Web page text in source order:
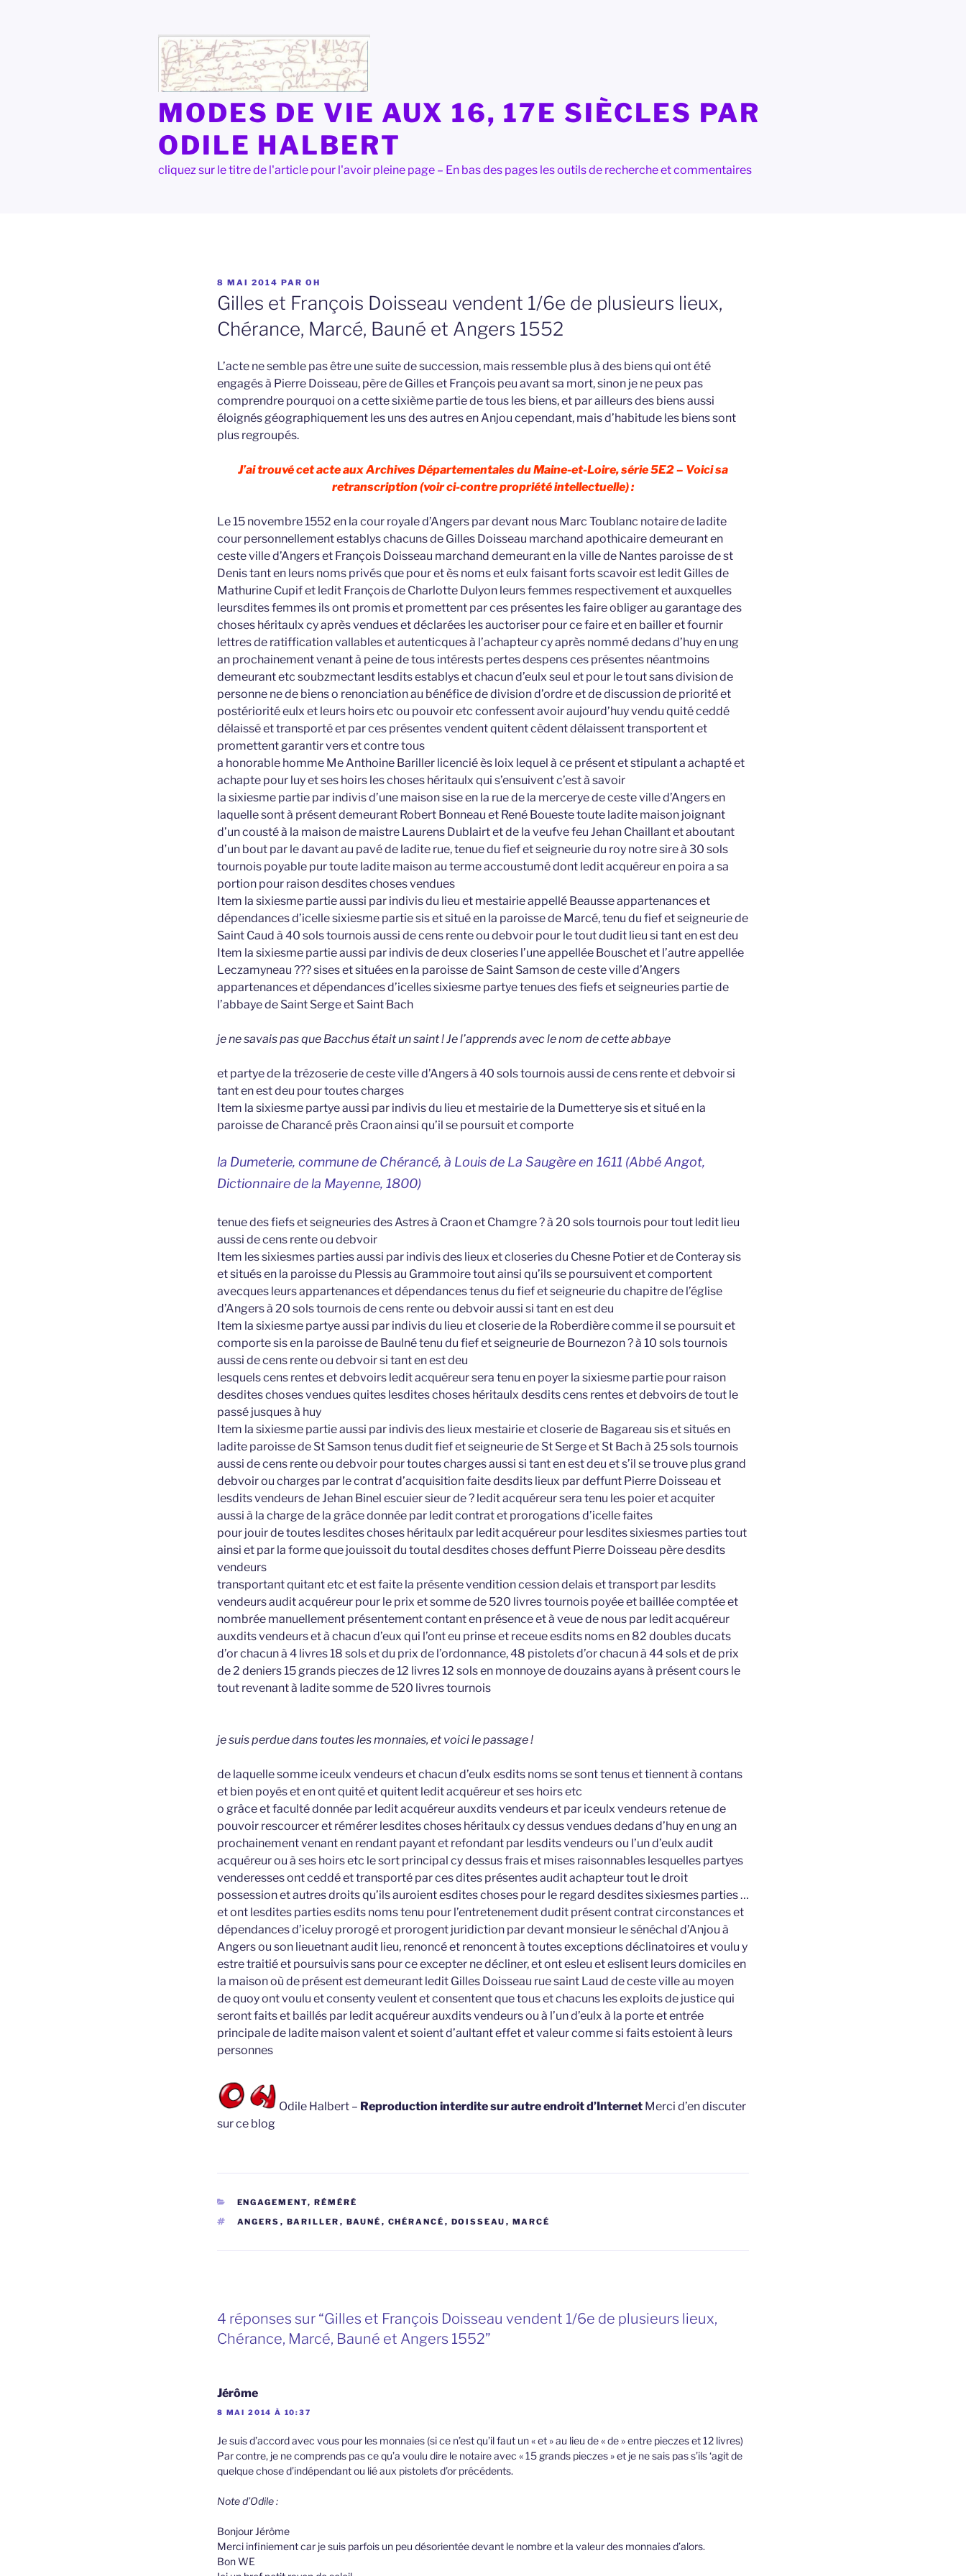
MODES DE VIE AUX 16, 17E SIÈCLES PAR
ODILE HALBERT
cliquez sur le titre de l'article pour l'avoir pleine page – En bas des pages les outils de recherche et commentaires
PUBLIÉ
LE
8 MAI 2014 PAR OH
Gilles et François Doisseau vendent 1/6e de plusieurs lieux,
Chérance, Marcé, Bauné et Angers 1552
L’acte ne semble pas être une suite de succession, mais ressemble plus à des biens qui ont été
engagés à Pierre Doisseau, père de Gilles et François peu avant sa mort, sinon je ne peux pas
comprendre pourquoi on a cette sixième partie de tous les biens, et par ailleurs des biens aussi
éloignés géographiquement les uns des autres en Anjou cependant, mais d’habitude les biens sont
plus regroupés.
J’ai trouvé cet acte aux Archives Départementales du Maine-et-Loire, série 5E2 – Voici sa
retranscription (voir ci-contre propriété intellectuelle) :
Le 15 novembre 1552 en la cour royale d’Angers par devant nous Marc Toublanc notaire de ladite
cour personnellement establys chacuns de Gilles Doisseau marchand apothicaire demeurant en
ceste ville d’Angers et François Doisseau marchand demeurant en la ville de Nantes paroisse de st
Denis tant en leurs noms privés que pour et ès noms et eulx faisant forts scavoir est ledit Gilles de
Mathurine Cupif et ledit François de Charlotte Dulyon leurs femmes respectivement et auxquelles
leursdites femmes ils ont promis et promettent par ces présentes les faire obliger au garantage des
choses héritaulx cy après vendues et déclarées les auctoriser pour ce faire et en bailler et fournir
lettres de ratiffication vallables et autenticques à l’achapteur cy après nommé dedans d’huy en ung
an prochainement venant à peine de tous intérests pertes despens ces présentes néantmoins
demeurant etc soubzmectant lesdits establys et chacun d’eulx seul et pour le tout sans division de
personne ne de biens o renonciation au bénéfice de division d’ordre et de discussion de priorité et
postériorité eulx et leurs hoirs etc ou pouvoir etc confessent avoir aujourd’huy vendu quité ceddé
délaissé et transporté et par ces présentes vendent quitent cèdent délaissent transportent et
promettent garantir vers et contre tous
a honorable homme Me Anthoine Bariller licencié ès loix lequel à ce présent et stipulant a achapté et
achapte pour luy et ses hoirs les choses héritaulx qui s’ensuivent c’est à savoir
la sixiesme partie par indivis d’une maison sise en la rue de la mercerye de ceste ville d’Angers en
laquelle sont à présent demeurant Robert Bonneau et René Boueste toute ladite maison joignant
d’un cousté à la maison de maistre Laurens Dublairt et de la veufve feu Jehan Chaillant et aboutant
d’un bout par le davant au pavé de ladite rue, tenue du fief et seigneurie du roy notre sire à 30 sols
tournois poyable pur toute ladite maison au terme accoustumé dont ledit acquéreur en poira a sa
portion pour raison desdites choses vendues
Item la sixiesme partie aussi par indivis du lieu et mestairie appellé Beausse appartenances et
dépendances d’icelle sixiesme partie sis et situé en la paroisse de Marcé, tenu du fief et seigneurie de
Saint Caud à 40 sols tournois aussi de cens rente ou debvoir pour le tout dudit lieu si tant en est deu
Item la sixiesme partie aussi par indivis de deux closeries l’une appellée Bouschet et l’autre appellée
Leczamyneau ??? sises et situées en la paroisse de Saint Samson de ceste ville d’Angers
appartenances et dépendances d’icelles sixiesme partye tenues des fiefs et seigneuries partie de
l’abbaye de Saint Serge et Saint Bach
je ne savais pas que Bacchus était un saint ! Je l’apprends avec le nom de cette abbaye
et partye de la trézoserie de ceste ville d’Angers à 40 sols tournois aussi de cens rente et debvoir si
tant en est deu pour toutes charges
Item la sixiesme partye aussi par indivis du lieu et mestairie de la Dumetterye sis et situé en la
paroisse de Charancé près Craon ainsi qu’il se poursuit et comporte
la Dumeterie, commune de Chérancé, à Louis de La Saugère en 1611 (Abbé Angot,
Dictionnaire de la Mayenne, 1800)
tenue des fiefs et seigneuries des Astres à Craon et Chamgre ? à 20 sols tournois pour tout ledit lieu
aussi de cens rente ou debvoir
Item les sixiesmes parties aussi par indivis des lieux et closeries du Chesne Potier et de Conteray sis
et situés en la paroisse du Plessis au Grammoire tout ainsi qu’ils se poursuivent et comportent
avecques leurs appartenances et dépendances tenus du fief et seigneurie du chapitre de l’église
d’Angers à 20 sols tournois de cens rente ou debvoir aussi si tant en est deu
Item la sixiesme partye aussi par indivis du lieu et closerie de la Roberdière comme il se poursuit et
comporte sis en la paroisse de Baulné tenu du fief et seigneurie de Bournezon ? à 10 sols tournois
aussi de cens rente ou debvoir si tant en est deu
lesquels cens rentes et debvoirs ledit acquéreur sera tenu en poyer la sixiesme partie pour raison
desdites choses vendues quites lesdites choses héritaulx desdits cens rentes et debvoirs de tout le
passé jusques à huy
Item la sixiesme partie aussi par indivis des lieux mestairie et closerie de Bagareau sis et situés en
ladite paroisse de St Samson tenus dudit fief et seigneurie de St Serge et St Bach à 25 sols tournois
aussi de cens rente ou debvoir pour toutes charges aussi si tant en est deu et s’il se trouve plus grand
debvoir ou charges par le contrat d’acquisition faite desdits lieux par deffunt Pierre Doisseau et
lesdits vendeurs de Jehan Binel escuier sieur de ? ledit acquéreur sera tenu les poier et acquiter
aussi à la charge de la grâce donnée par ledit contrat et prorogations d’icelle faites
pour jouir de toutes lesdites choses héritaulx par ledit acquéreur pour lesdites sixiesmes parties tout
ainsi et par la forme que jouissoit du toutal desdites choses deffunt Pierre Doisseau père desdits
vendeurs
transportant quitant etc et est faite la présente vendition cession delais et transport par lesdits
vendeurs audit acquéreur pour le prix et somme de 520 livres tournois poyée et baillée comptée et
nombrée manuellement présentement contant en présence et à veue de nous par ledit acquéreur
auxdits vendeurs et à chacun d’eux qui l’ont eu prinse et receue esdits noms en 82 doubles ducats
d’or chacun à 4 livres 18 sols et du prix de l’ordonnance, 48 pistolets d’or chacun à 44 sols et de prix
de 2 deniers 15 grands pieczes de 12 livres 12 sols en monnoye de douzains ayans à présent cours le
tout revenant à ladite somme de 520 livres tournois
je suis perdue dans toutes les monnaies, et voici le passage !
de laquelle somme iceulx vendeurs et chacun d’eulx esdits noms se sont tenus et tiennent à contans
et bien poyés et en ont quité et quitent ledit acquéreur et ses hoirs etc
o grâce et faculté donnée par ledit acquéreur auxdits vendeurs et par iceulx vendeurs retenue de
pouvoir rescourcer et rémérer lesdites choses héritaulx cy dessus vendues dedans d’huy en ung an
prochainement venant en rendant payant et refondant par lesdits vendeurs ou l’un d’eulx audit
acquéreur ou à ses hoirs etc le sort principal cy dessus frais et mises raisonnables lesquelles partyes
venderesses ont ceddé et transporté par ces dites présentes audit achapteur tout le droit
possession et autres droits qu’ils auroient esdites choses pour le regard desdites sixiesmes parties …
et ont lesdites parties esdits noms tenu pour l’entretenement dudit présent contrat circonstances et
dépendances d’iceluy prorogé et prorogent juridiction par devant monsieur le sénéchal d’Anjou à
Angers ou son lieuetnant audit lieu, renoncé et renoncent à toutes exceptions déclinatoires et voulu y
estre traitié et poursuivis sans pour ce excepter ne décliner, et ont esleu et eslisent leurs domiciles en
la maison où de présent est demeurant ledit Gilles Doisseau rue saint Laud de ceste ville au moyen
de quoy ont voulu et consenty veulent et consentent que tous et chacuns les exploits de justice qui
seront faits et baillés par ledit acquéreur auxdits vendeurs ou à l’un d’eulx à la porte et entrée
principale de ladite maison valent et soient d’aultant effet et valeur comme si faits estoient à leurs
personnes
Odile Halbert – Reproduction interdite sur autre endroit d’Internet Merci d’en discuter
sur ce blog
CATÉGORIES
ENGAGEMENT, RÉMÉRÉ
ÉTIQUETTES
ANGERS , BARILLER , BAUNÉ , CHÉRANCÉ , DOISSEAU , MARCÉ
4 réponses sur “Gilles et François Doisseau vendent 1/6e de plusieurs lieux,
Chérance, Marcé, Bauné et Angers 1552”
Jérôme
8 MAI 2014 À 10:37
Je suis d’accord avec vous pour les monnaies (si ce n’est qu’il faut un « et » au lieu de « de » entre pieczes et 12 livres)
Par contre, je ne comprends pas ce qu’a voulu dire le notaire avec « 15 grands pieczes » et je ne sais pas s’ils ‘agit de
quelque chose d’indépendant ou lié aux pistolets d’or précédents.
Note d’Odile :
Bonjour Jérôme
Merci infiniement car je suis parfois un peu désorientée devant le nombre et la valeur des monnaies d’alors.
Bon WE